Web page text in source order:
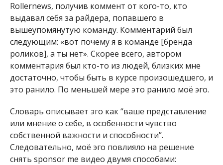
Rollernews, получив коммент от кого-то, кто
выдавал себя за райдера, попавшего в
вышеупомянутую команду. Комментарий был
следующим: «вот почему я в команде [бренда
роликов], а ты нет». Скорее всего, автором
комментария был кто-то из людей, близких мне
достаточно, чтобы быть в курсе произошедшего, и
это ранило. По меньшей мере это ранило моё эго.
Словарь описывает эго как “ваше представление
или мнение о себе, в особенности чувство
собственной важности и способности”.
Следовательно, моё эго повлияло на решение
снять sponsor me видео двумя способами: